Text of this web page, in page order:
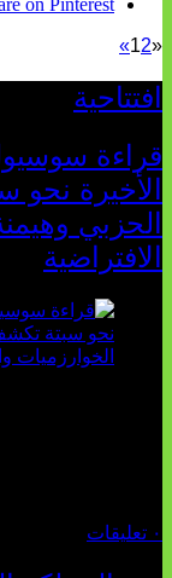
on Pinterest
«
12
»
افتتاحية
قراءة
الأخيرة
الحزبي
الافتراضية
٠ تعليقات